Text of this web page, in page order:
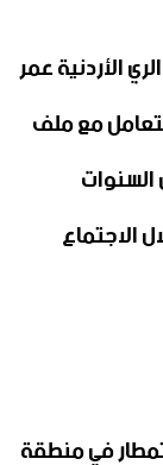
الأردنية عمر
مع ملف
السنوات
الاجتماع
في منطقة